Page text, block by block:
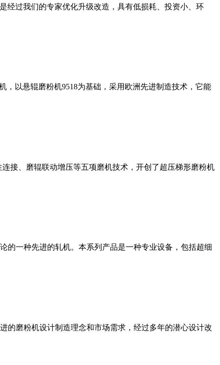
经过我们的专家优化升级改造，具有低损耗、投资小、环
以悬辊磨粉机9518为基础，采用欧洲先进制造技术，它能
接、磨辊联动增压等五项磨机技术，开创了超压梯形磨粉机
的一种先进的轧机。本系列产品是一种专业设备，包括超细
的磨粉机设计制造理念和市场需求，经过多年的潜心设计改